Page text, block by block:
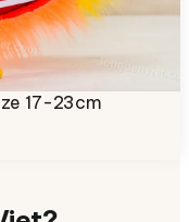
17-23cm